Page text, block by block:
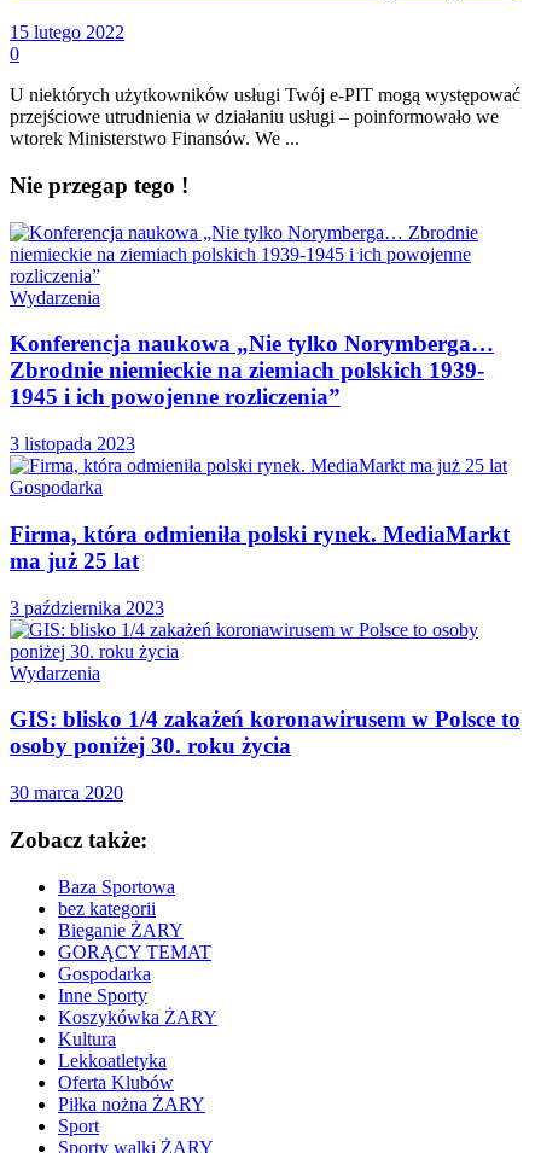
15 lutego 2022
0
U niektórych użytkowników usługi Twój e-PIT mogą występować
przejściowe utrudnienia w działaniu usługi – poinformowało we
wtorek Ministerstwo Finansów. We ...
Nie przegap tego !
Wydarzenia
Konferencja naukowa „Nie tylko Norymberga…
Zbrodnie niemieckie na ziemiach polskich 1939-
1945 i ich powojenne rozliczenia”
3 listopada 2023
Gospodarka
Firma, która odmieniła polski rynek. MediaMarkt
ma już 25 lat
3 października 2023
Wydarzenia
GIS: blisko 1/4 zakażeń koronawirusem w Polsce to
osoby poniżej 30. roku życia
30 marca 2020
Zobacz także:
Baza Sportowa
bez kategorii
Bieganie ŻARY
GORĄCY TEMAT
Gospodarka
Inne Sporty
Koszykówka ŻARY
Kultura
Lekkoatletyka
Oferta Klubów
Piłka nożna ŻARY
Sport
Sporty walki ŻARY